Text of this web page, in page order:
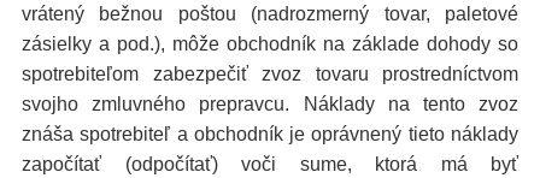
vrátený bežnou poštou (nadrozmerný tovar, paletové
zásielky a pod.), môže obchodník na základe dohody so
spotrebiteľom zabezpečiť zvoz tovaru prostredníctvom
svojho zmluvného prepravcu. Náklady na tento zvoz
znáša spotrebiteľ a obchodník je oprávnený tieto náklady
započítať (odpočítať) voči sume, ktorá má byť